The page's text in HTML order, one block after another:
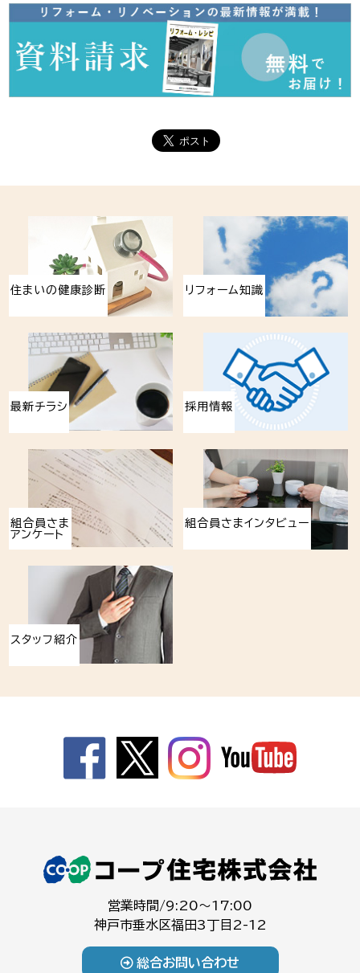
住まいの健康診断 リフォーム知識
最新チラシ 採用情報
組合員さま
アンケート
組合員さまインタビュー
スタッフ紹介
営業時間/9:20～17:00
神戸市垂水区福田3丁目2-12
総合お問い合わせ